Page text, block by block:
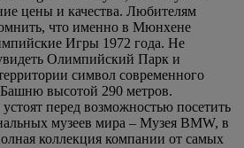
цены и качества. Любителям
что именно в Мюнхене
Игры 1972 года. Не
Олимпийский Парк и
символ современного
высотой 290 метров.
перед возможностью посетить
музеев мира – Музея BMW, в
коллекция компании от самых